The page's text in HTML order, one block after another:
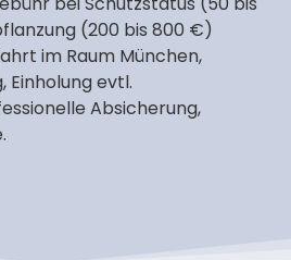
(200 bis 800 €)
im Raum München,
Einholung evtl.
Absicherung,